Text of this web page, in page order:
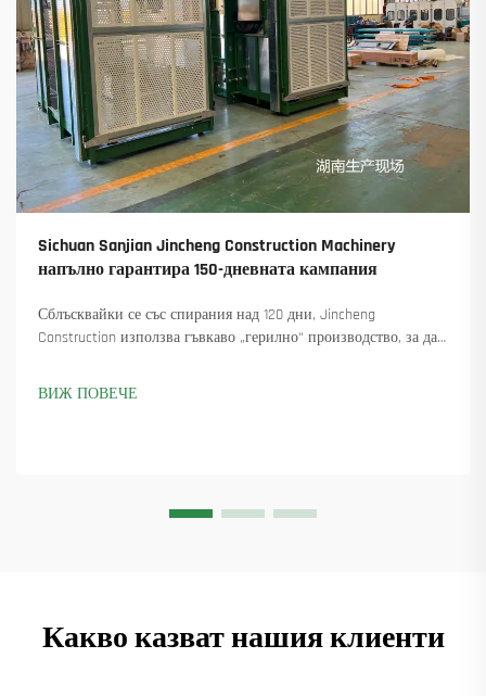
Sichuan Sanjian Jincheng Construction Machinery
напълно гарантира 150-дневната кампания
Сблъсквайки се със спирания над 120 дни, Jincheng
Construction използва гъвкаво „герилно“ производство, за да
Вижте как са поддържали производството в движение.
ВИЖ ПОВЕЧЕ
Какво казват нашия клиенти